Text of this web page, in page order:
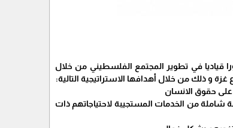
وهي مؤسسة أهلية فلسطينية غير ربحية، مستقلة، تأسست عام 1991، تلعب دورا قياديا في تطوير المجتمع الفلسطيني من خلال
و ذلك من خلال أهدافها الاستراتيجية التالية:
من الخدمات المستجيبة لاحتياجاتهم ذات